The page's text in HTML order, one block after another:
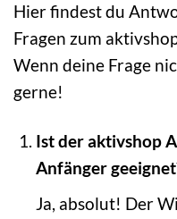
Hier findest du
Fragen zum
Wenn deine Frage
gerne!
Ist der aktivshop
Anfänger
Ja, absolut! Der